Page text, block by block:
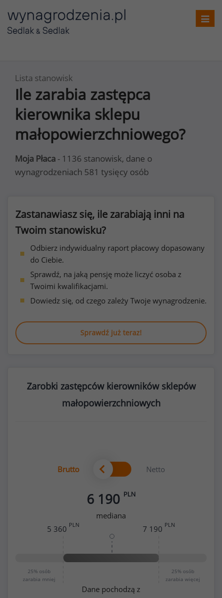
Lista stanowisk
Ile zarabia zastępca
kierownika sklepu
małopowierzchniowego?
Moja Płaca - 1136 stanowisk, dane o
wynagrodzeniach 581 tysięcy osób
Zastanawiasz się, ile zarabiają inni na
Twoim stanowisku?
Odbierz indywidualny raport płacowy dopasowany
do Ciebie.
Sprawdź, na jaką pensję może liczyć osoba z
Twoimi kwalifikacjami.
Dowiedz się, od czego zależy Twoje wynagrodzenie.
Sprawdź już teraz!
Zarobki zastępców kierowników sklepów
małopowierzchniowych
Brutto Netto
6 190 PLN
mediana
25% osób
zarabia mniej
25% osób
zarabia więcej
5 360 PLN 7 190 PLN
Dane pochodzą z